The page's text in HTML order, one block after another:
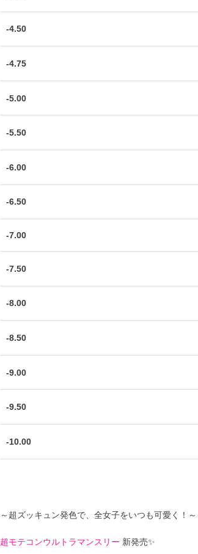
-4.50
-4.75
-5.00
-5.50
-6.00
-6.50
-7.00
-7.50
-8.00
-8.50
-9.00
-9.50
-10.00
～超ズッキュン発色で、全女子をいつも可愛く！～
超モテコンウルトラマンスリー 新発売✨